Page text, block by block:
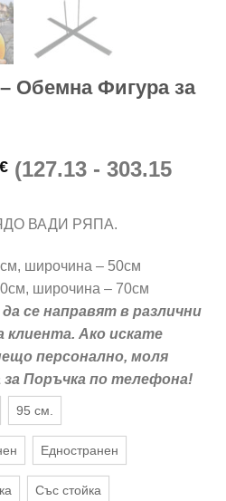
Обемна Фигура за
€Price
range:
through
(127.13 - 303.15
ВАДИ РЯПА.
широчина – 50см
широчина – 70см
се направят в различни
клиента. Ако искате
персонално, моля
Поръчка по телефона!
95 см.
Едностранен
Със стойка